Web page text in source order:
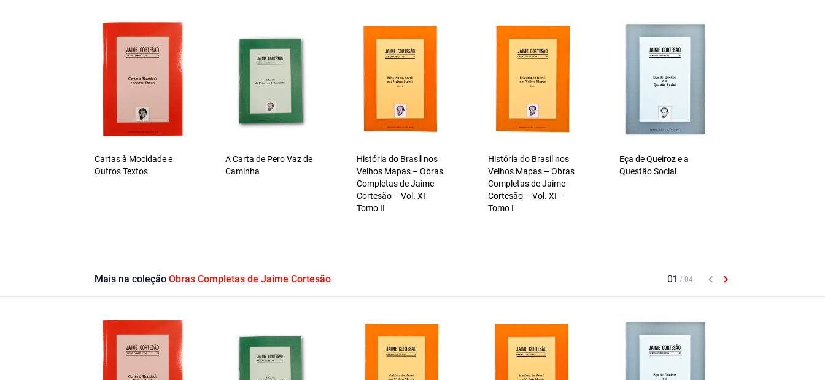
Cartas à Mocidade e
Outros Textos
A Carta de Pero Vaz de
Caminha
História do Brasil nos
Velhos Mapas – Obras
Completas de Jaime
Cortesão – Vol. XI –
Tomo II
História do Brasil nos
Velhos Mapas – Obras
Completas de Jaime
Cortesão – Vol. XI –
Tomo I
Eça de Queiroz e a
Questão Social
Mais na coleção Obras Completas de Jaime Cortesão